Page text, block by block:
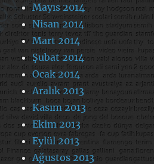
Mayıs 2014
Nisan 2014
Mart 2014
Şubat 2014
Ocak 2014
Aralık 2013
Kasım 2013
Ekim 2013
Eylül 2013
Ağustos 2013